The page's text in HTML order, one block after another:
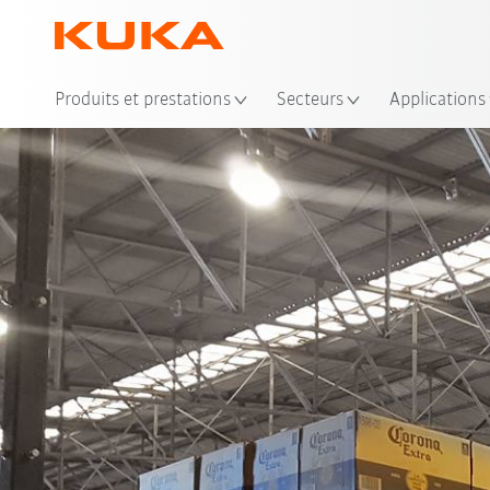
Produits et prestations Secteurs Applications